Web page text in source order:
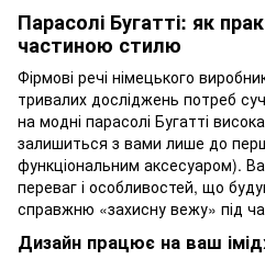
Парасолі Бугатті: як
частиною стилю
Фірмові речі німецького
тривалих досліджень потреб
на модні парасолі Бугатті
залишиться з вами лише до
функціональним аксесуаром).
переваг і особливостей, що
справжню «захисну вежу» під
Дизайн працює на ваш